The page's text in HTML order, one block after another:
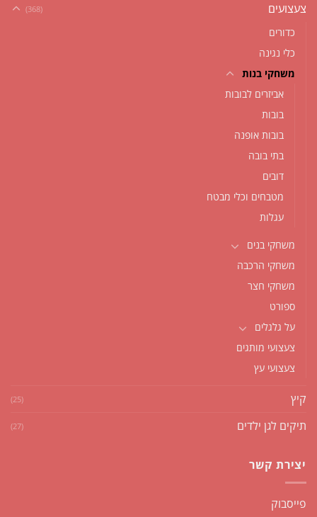
צעצועים (368)
כדורים
כלי נגינה
משחקי בנות
אביזרים לבובות
בובות
בובות אופנה
בתי בובה
דובים
מטבחים וכלי מבטח
עגלות
משחקי בנים
משחקי הרכבה
משחקי חצר
ספורט
על גלגלים
צעצועי מותגים
צעצועי עץ
קיץ (25)
תיקים לגן ילדים (27)
יצירת קשר
פייסבוק